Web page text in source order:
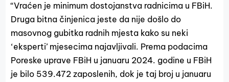
“Vraćen je minimum dostojanstva radnicima u FBiH.
Druga bitna činjenica jeste da nije došlo do
masovnog gubitka radnih mjesta kako su neki
‘eksperti’ mjesecima najavljivali. Prema podacima
Poreske uprave FBiH u januaru 2024. godine u FBiH
je bilo 539.472 zaposlenih, dok je taj broj u januaru